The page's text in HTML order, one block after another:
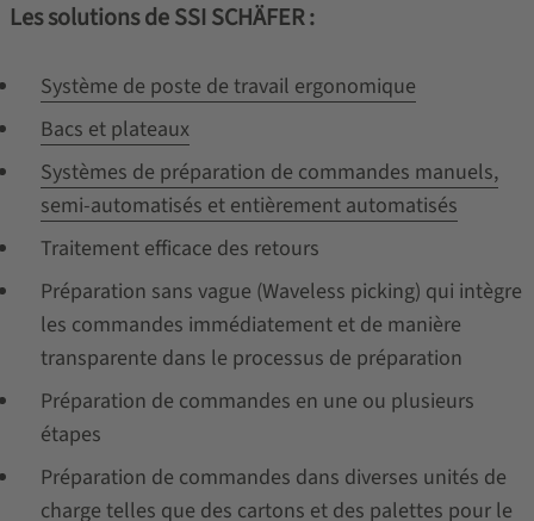
Les solutions de SSI SCHÄFER :
Système de poste de travail ergonomique
Bacs et plateaux
Systèmes de préparation de commandes manuels,
semi-automatisés et entièrement automatisés
Traitement efficace des retours
Préparation sans vague (Waveless picking) qui intègre
les commandes immédiatement et de manière
transparente dans le processus de préparation
Préparation de commandes en une ou plusieurs
étapes
Préparation de commandes dans diverses unités de
charge telles que des cartons et des palettes pour le